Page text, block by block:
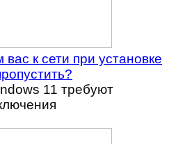
к сети при установке
11 требуют